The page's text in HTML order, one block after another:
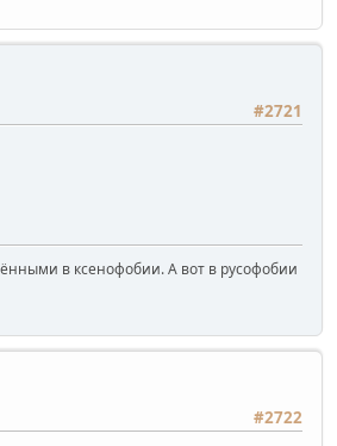
#2721
в ксенофобии. А вот в русофобии
#2722